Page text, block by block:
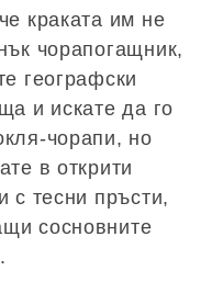
краката им не
чорапогащник,
географски
и искате да го
чорапи, но
в открити
с тесни пръсти,
сосновните